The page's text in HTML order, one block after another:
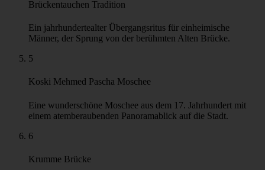
Brückentauchen Tradition
Ein jahrhundertealter Übergangsritus für einheimische
Männer, der Sprung von der berühmten Alten Brücke.
5
Koski Mehmed Pascha Moschee
Eine wunderschöne Moschee aus dem 17. Jahrhundert mit
einem atemberaubenden Panoramablick auf die Stadt.
6
Krumme Brücke